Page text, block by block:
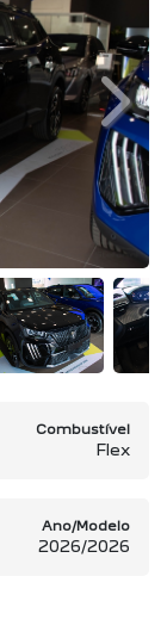
Next
Combustível
Flex
Ano/Modelo
2026/2026